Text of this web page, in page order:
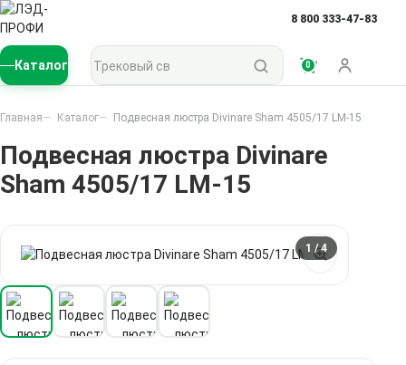
8 800 333-47-83
Каталог
Поиск по каталогу
0
Войти
Главная Каталог Подвесная люстра Divinare Sham 4505/17 LM-15
Подвесная люстра Divinare
Sham 4505/17 LM-15
1 / 4